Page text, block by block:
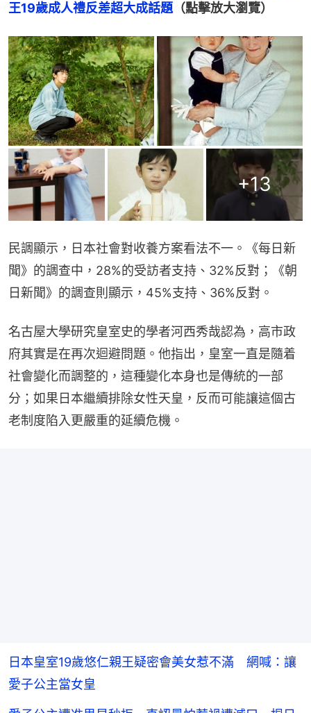
王19歲成人禮反差超大成話題（點擊放大瀏覽）
+13
民調顯示，日本社會對收養方案看法不一。《每日新
聞》的調查中，28%的受訪者支持、32%反對；《朝
日新聞》的調查則顯示，45%支持、36%反對。
名古屋大學研究皇室史的學者河西秀哉認為，高市政
府其實是在再次迴避問題。他指出，皇室一直是隨着
社會變化而調整的，這種變化本身也是傳統的一部
分；如果日本繼續排除女性天皇，反而可能讓這個古
老制度陷入更嚴重的延續危機。
日本皇室19歲悠仁親王疑密會美女惹不滿 網喊：讓
愛子公主當女皇